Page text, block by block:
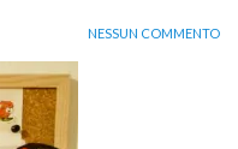
NESSUN COMMENTO